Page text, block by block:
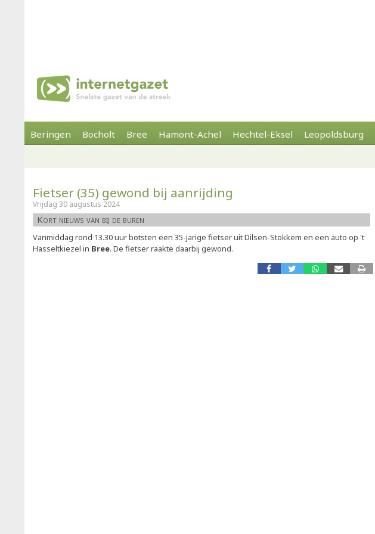
Beringen Bocholt Bree Hamont-Achel Hechtel-Eksel Leopoldsburg
Fietser (35) gewond bij aanrijding
Vrijdag 30 augustus 2024
Kort nieuws van bij de buren
Vanmiddag rond 13.30 uur botsten een 35-jarige fietser uit Dilsen-Stokkem en een auto op 't
Hasseltkiezel in Bree. De fietser raakte daarbij gewond.